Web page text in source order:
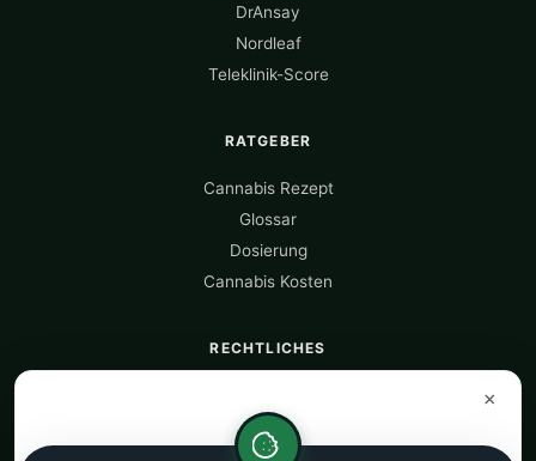
DrAnsay
Nordleaf
Teleklinik-Score
RATGEBER
Cannabis Rezept
Glossar
Dosierung
Cannabis Kosten
RECHTLICHES
Datenquellen
Datenschutz
×